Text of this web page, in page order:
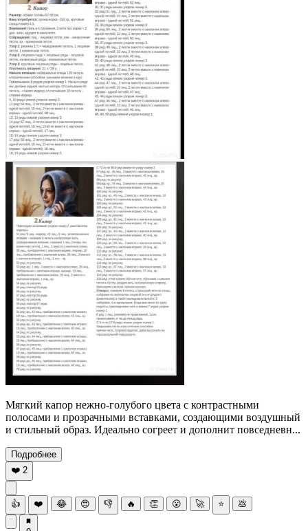
Мягкий капор нежно-голубого цвета с контрастными
полосами и прозрачными вставками, создающими воздушный
и стильный образ. Идеально согреет и дополнит повседневн...
Подробнее
❤️ 2
👍 ❤️ 😂 😍 👎 🔥 👏 😮 🚀 ⭐ 💩